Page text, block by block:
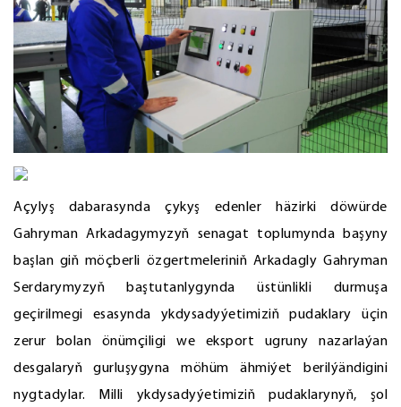
Açylyş dabarasynda çykyş edenler häzirki döwürde
Gahryman Arkadagymyzyň senagat toplumynda başyny
başlan giň möçberli özgertmeleriniň Arkadagly Gahryman
Serdarymyzyň baştutanlygynda üstünlikli durmuşa
geçirilmegi esasynda ykdysadyýetimiziň pudaklary üçin
zerur bolan önümçiligi we eksport ugruny nazarlaýan
desgalaryň gurluşygyna möhüm ähmiýet berilýändigini
nygtadylar. Milli ykdysadyýetimiziň pudaklarynyň, şol